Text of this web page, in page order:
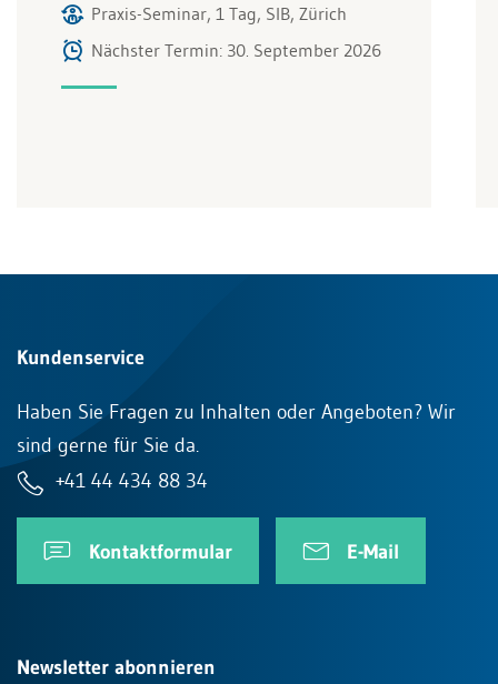
Praxis-Seminar, 1 Tag, SIB, Zürich
Nächster Termin: 30. September 2026
Kundenservice
Haben Sie Fragen zu Inhalten oder Angeboten? Wir
sind gerne für Sie da.
+41 44 434 88 34
Kontaktformular E-Mail
Newsletter abonnieren